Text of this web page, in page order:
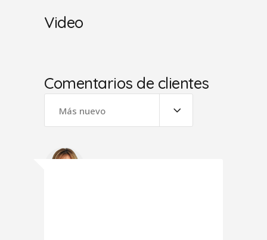
Video
Comentarios de clientes
Más nuevo